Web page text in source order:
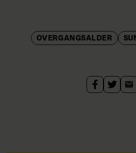
Coach fra The
Amerikanske
OVERGANGSALDER